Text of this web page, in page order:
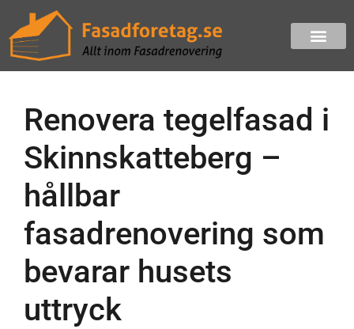
Renovera tegelfasad i
Skinnskatteberg –
hållbar
fasadrenovering som
bevarar husets
uttryck